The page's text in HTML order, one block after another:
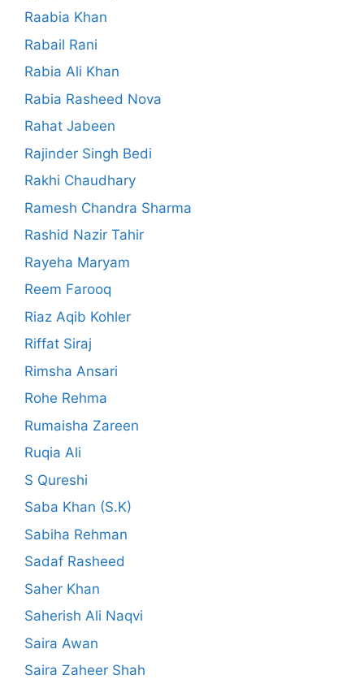
Raabia Khan
Rabail Rani
Rabia Ali Khan
Rabia Rasheed Nova
Rahat Jabeen
Rajinder Singh Bedi
Rakhi Chaudhary
Ramesh Chandra Sharma
Rashid Nazir Tahir
Rayeha Maryam
Reem Farooq
Riaz Aqib Kohler
Riffat Siraj
Rimsha Ansari
Rohe Rehma
Rumaisha Zareen
Ruqia Ali
S Qureshi
Saba Khan (S.K)
Sabiha Rehman
Sadaf Rasheed
Saher Khan
Saherish Ali Naqvi
Saira Awan
Saira Zaheer Shah